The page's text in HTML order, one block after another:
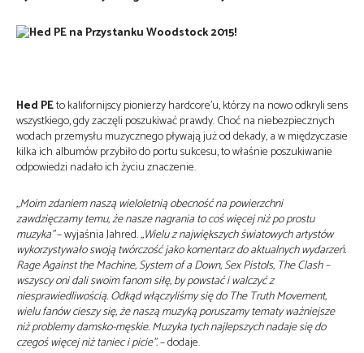
Hed PEto kalifornijscy pionierzy hardcore’u, którzy na nowo odkryli sens
wszystkiego, gdy zaczęli poszukiwać prawdy. Choć na niebezpiecznych
wodach przemysłu muzycznego pływają już od dekady, a w międzyczasie
kilka ich albumów przybiło do portu sukcesu, to właśnie poszukiwanie
odpowiedzi nadało ich życiu znaczenie.
„Moim zdaniem naszą wieloletnią obecność na powierzchni
zawdzięczamy temu, że nasze nagrania to coś więcej niż po prostu
muzyka”– wyjaśnia Jahred.„Wielu z największych światowych artystów
wykorzystywało swoją twórczość jako komentarz do aktualnych wydarzeń.
Rage Against the Machine, System of a Down, Sex Pistols, The Clash –
wszyscy oni dali swoim fanom siłę, by powstać i walczyć z
niesprawiedliwością. Odkąd włączyliśmy się do The Truth Movement,
wielu fanów cieszy się, że naszą muzyką poruszamy tematy ważniejsze
niż problemy damsko-męskie. Muzyka tych najlepszych nadaje się do
czegoś więcej niż taniec i picie”.– dodaje.